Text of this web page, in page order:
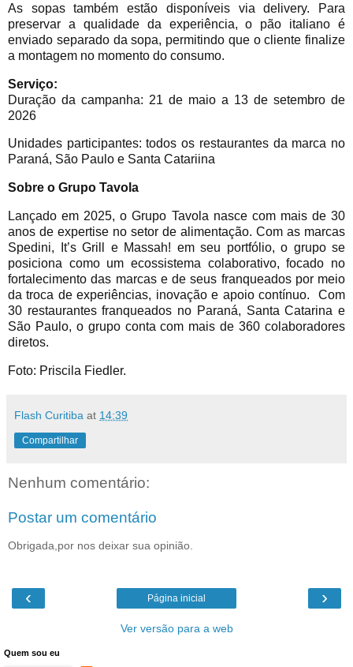
As sopas também estão disponíveis via delivery. Para
preservar a qualidade da experiência, o pão italiano é
enviado separado da sopa, permitindo que o cliente finalize
a montagem no momento do consumo.
Serviço:
Duração da campanha: 21 de maio a 13 de setembro de
2026
Unidades participantes: todos os restaurantes da marca no
Paraná, São Paulo e Santa Catariina
Sobre o Grupo Tavola
Lançado em 2025, o Grupo Tavola nasce com mais de 30
anos de expertise no setor de alimentação. Com as marcas
Spedini, It’s Grill e Massah! em seu portfólio, o grupo se
posiciona como um ecossistema colaborativo, focado no
fortalecimento das marcas e de seus franqueados por meio
da troca de experiências, inovação e apoio contínuo. Com
30 restaurantes franqueados no Paraná, Santa Catarina e
São Paulo, o grupo conta com mais de 360 colaboradores
diretos.
Foto: Priscila Fiedler.
Flash Curitiba at 14:39
Compartilhar
Nenhum comentário:
Postar um comentário
Obrigada,por nos deixar sua opinião.
‹ ›
Página inicial
Ver versão para a web
Quem sou eu